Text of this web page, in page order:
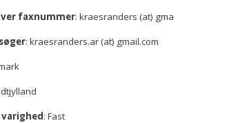
faxnummer: kraesranders (at) gma
: kraesranders.ar (at) gmail.com
: Fast